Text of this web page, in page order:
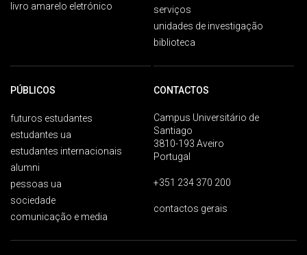
livro amarelo eletrónico
serviços
unidades de investigação
biblioteca
PÚBLICOS
futuros estudantes
estudantes ua
estudantes internacionais
alumni
pessoas ua
sociedade
comunicação e media
CONTACTOS
Campus Universitário de
Santiago
3810-193 Aveiro
Portugal
+351 234 370 200
contactos gerais